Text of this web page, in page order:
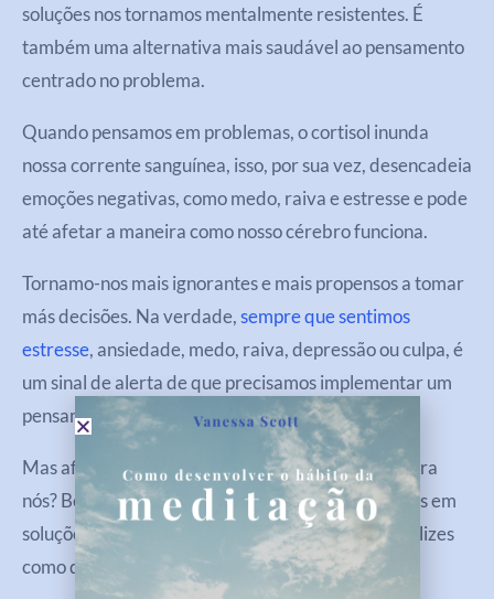
soluções nos tornamos mentalmente resistentes. É
também uma alternativa mais saudável ao pensamento
centrado no problema.
Quando pensamos em problemas, o cortisol inunda
nossa corrente sanguínea, isso, por sua vez, desencadeia
emoções negativas, como medo, raiva e estresse e pode
até afetar a maneira como nosso cérebro funciona.
Tornamo-nos mais ignorantes e mais propensos a tomar
más decisões. Na verdade,sempre que sentimos
estresse, ansiedade, medo, raiva, depressão ou culpa, é
um sinal de alerta de que precisamos implementar um
pensamento positivo em nossas vidas.
Mas afinal, por que essa mentalidade é tão boa para
nós? Bem, acontece que quando nos concentramos em
soluções, o cérebro libera substâncias químicas felizes
como dopamina, serotonina e norepinefrina.